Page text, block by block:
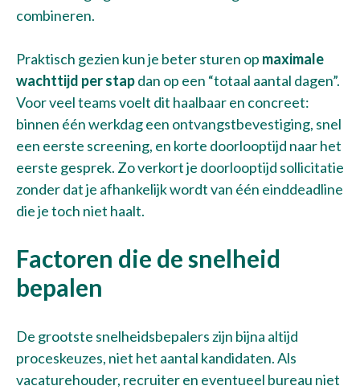
combineren.
Praktisch gezien kun je beter sturen op maximale
wachttijd per stapdan op een “totaal aantal dagen”.
Voor veel teams voelt dit haalbaar en concreet:
binnen één werkdag een ontvangstbevestiging, snel
een eerste screening, en korte doorlooptijd naar het
eerste gesprek. Zo verkort je doorlooptijd sollicitatie
zonder dat je afhankelijk wordt van één einddeadline
die je toch niet haalt.
Factoren die de snelheid
bepalen
De grootste snelheidsbepalers zijn bijna altijd
proceskeuzes, niet het aantal kandidaten. Als
vacaturehouder, recruiter en eventueel bureau niet